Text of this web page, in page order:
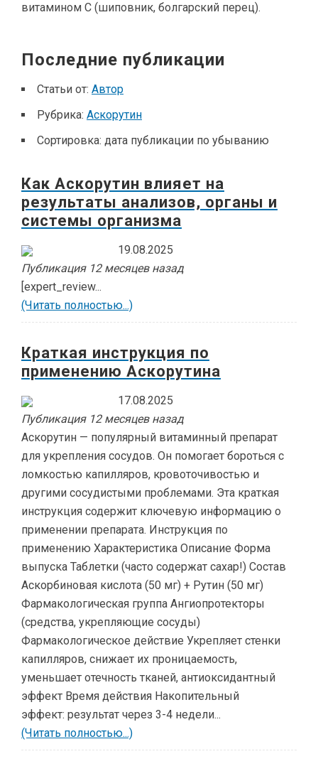
витамином С (шиповник, болгарский перец).
Последние публикации
Статьи от: Автор
Рубрика: Аскорутин
Сортировка: дата публикации по убыванию
Как Аскорутин влияет на
результаты анализов, органы и
системы организма
19.08.2025
Публикация 12 месяцев назад
[expert_review...
(Читать полностью...)
Краткая инструкция по
применению Аскорутина
17.08.2025
Публикация 12 месяцев назад
Аскорутин — популярный витаминный препарат
для укрепления сосудов. Он помогает бороться с
ломкостью капилляров, кровоточивостью и
другими сосудистыми проблемами. Эта краткая
инструкция содержит ключевую информацию о
применении препарата. Инструкция по
применению Характеристика Описание Форма
выпуска Таблетки (часто содержат сахар!) Состав
Аскорбиновая кислота (50 мг) + Рутин (50 мг)
Фармакологическая группа Ангиопротекторы
(средства, укрепляющие сосуды)
Фармакологическое действие Укрепляет стенки
капилляров, снижает их проницаемость,
уменьшает отечность тканей, антиоксидантный
эффект Время действия Накопительный
эффект: результат через 3-4 недели...
(Читать полностью...)